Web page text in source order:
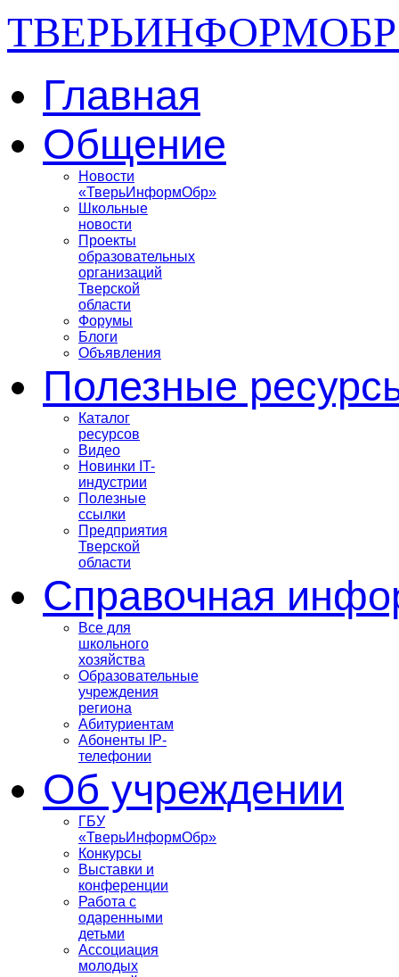
ТВЕРЬИНФОРМОБР
Главная
Общение
Новости
«ТверьИнформОбр»
Школьные
новости
Проекты
образовательных
организаций
Тверской
области
Форумы
Блоги
Объявления
Полезные
Каталог
ресурсов
Видео
Новинки IT-
индустрии
Полезные
ссылки
Предприятия
Тверской
области
Справочная
Все для
школьного
хозяйства
Образовательные
учреждения
региона
Абитуриентам
Абоненты IP-
телефонии
Об учреждении
ГБУ
«ТверьИнформОбр»
Конкурсы
Выставки и
конференции
Работа с
одаренными
детьми
Ассоциация
молодых